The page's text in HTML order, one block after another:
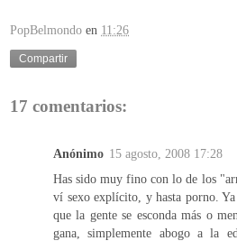
PopBelmondo en 11:26
Compartir
17 comentarios:
Anónimo 15 agosto, 2008 17:28
Has sido muy fino con lo de los
ví sexo explícito, y hasta porno.
que la gente se esconda más o
gana, simplemente abogo a la